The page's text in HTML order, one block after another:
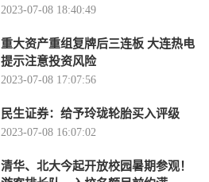
2023-07-08 18:40:49
重大资产重组复牌后三连板 大连热电
提示注意投资风险
2023-07-08 17:07:56
民生证券：给予玲珑轮胎买入评级
2023-07-08 16:07:02
清华、北大今起开放校园暑期参观！